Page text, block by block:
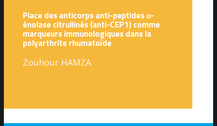
Place des anticorps anti-peptides α-
énolase citrullinés (anti-CEP1) comme
marqueurs immunologiques dans la
polyarthrite rhumatoïde
Zouhour HAMZA